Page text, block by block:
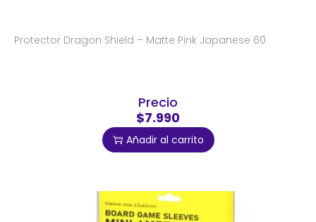
Protector Dragon Shield – Matte Pink Japanese 60
Precio
$7.990
Añadir al carrito